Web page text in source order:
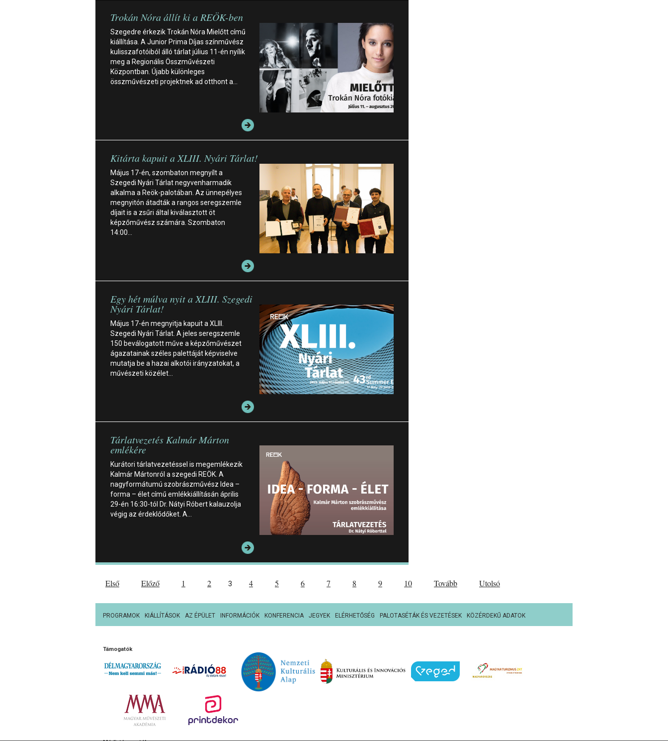
Trokán Nóra állít ki a REÖK-ben
Szegedre érkezik Trokán Nóra Mielőtt című
kiállítása. A Junior Prima Díjas színművész
kulisszafotóiból álló tárlat július 11-én nyílik
meg a Regionális Összművészeti
Központban. Újabb különleges
összművészeti projektnek ad otthont a…
Kitárta kapuit a XLIII. Nyári Tárlat!
Május 17-én, szombaton megnyílt a
Szegedi Nyári Tárlat negyvenharmadik
alkalma a Reök-palotában. Az ünnepélyes
megnyitón átadták a rangos seregszemle
díjait is a zsűri által kiválasztott öt
képzőművész számára. Szombaton
14:00…
Egy hét múlva nyit a XLIII. Szegedi
Nyári Tárlat!
Május 17-én megnyitja kapuit a XLIII.
Szegedi Nyári Tárlat. A jeles seregszemle
150 beválogatott műve a képzőművészet
ágazatainak széles palettáját képviselve
mutatja be a hazai alkotói irányzatokat, a
művészeti közélet…
Tárlatvezetés Kalmár Márton
emlékére
Kurátori tárlatvezetéssel is megemlékezik
Kalmár Mártonról a szegedi REÖK. A
nagyformátumú szobrászművész Idea –
forma – élet című emlékkiállításán április
29-én 16:30-tól Dr. Nátyi Róbert kalauzolja
végig az érdeklődőket. A…
Első Előző 1 2 3 4 5 6 7 8 9 10 Tovább Utolsó
PROGRAMOK KIÁLLÍTÁSOK AZ ÉPÜLET INFORMÁCIÓK KONFERENCIA JEGYEK ELÉRHETŐSÉG PALOTASÉTÁK ÉS VEZETÉSEK KÖZÉRDEKŰ ADATOK
Támogatók